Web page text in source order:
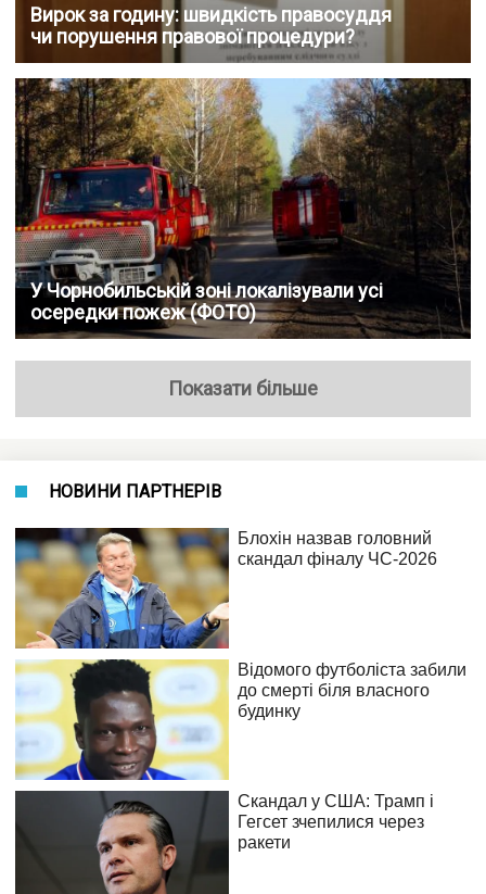
Вирок за годину: швидкість правосуддя
чи порушення правової процедури?
У Чорнобильській зоні локалізували усі
осередки пожеж (ФОТО)
Показати більше
НОВИНИ ПАРТНЕРІВ